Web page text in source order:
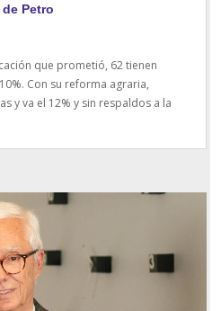
Petro
que prometió, 62 tienen
Con su reforma agraria,
y va el 12% y sin respaldos a la